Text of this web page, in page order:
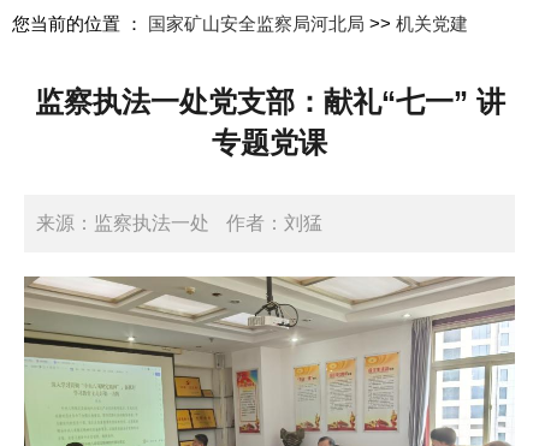
您当前的位置 ： 国家矿山安全监察局河北局 >> 机关党建
监察执法一处党支部：献礼“七一” 讲
专题党课
来源：监察执法一处 作者：刘猛
日期：2025-07-01 15:11:36